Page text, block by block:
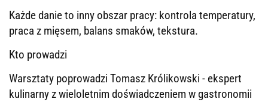
Każde danie to inny obszar pracy: kontrola temperatury,
praca z mięsem, balans smaków, tekstura.
Kto prowadzi
Warsztaty poprowadzi Tomasz Królikowski - ekspert
kulinarny z wieloletnim doświadczeniem w gastronomii